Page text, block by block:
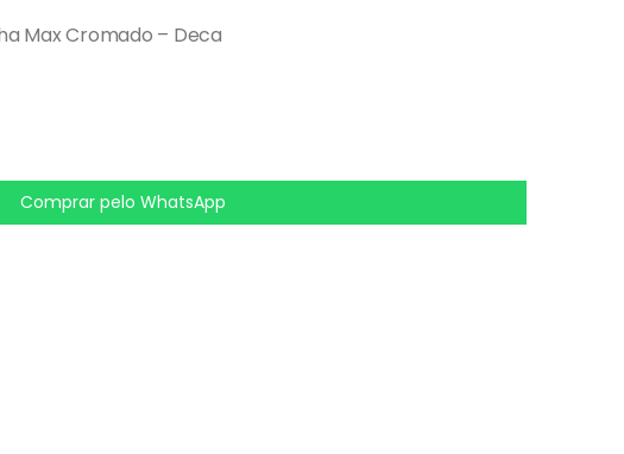
Max Cromado – Deca
Comprar pelo WhatsApp